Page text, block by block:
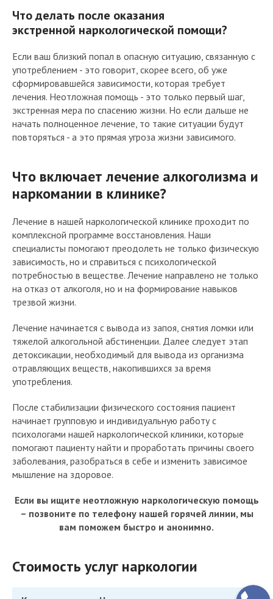
Что делать после оказания
экстренной наркологической помощи?
Если ваш близкий попал в опасную ситуацию, связанную с
употреблением - это говорит, скорее всего, об уже
сформировавшейся зависимости, которая требует
лечения. Неотложная помощь - это только первый шаг,
экстренная мера по спасению жизни. Но если дальше не
начать полноценное лечение, то такие ситуации будут
повторяться - а это прямая угроза жизни зависимого.
Что включает лечение алкоголизма и
наркомании в клинике?
Лечение в нашей наркологической клинике проходит по
комплексной программе восстановления. Наши
специалисты помогают преодолеть не только физическую
зависимость, но и справиться с психологической
потребностью в веществе. Лечение направлено не только
на отказ от алкоголя, но и на формирование навыков
трезвой жизни.
Лечение начинается с вывода из запоя, снятия ломки или
тяжелой алкогольной абстиненции. Далее следует этап
детоксикации, необходимый для вывода из организма
отравляющих веществ, накопившихся за время
употребления.
После стабилизации физического состояния пациент
начинает групповую и индивидуальную работу с
психологами нашей наркологической клиники, которые
помогают пациенту найти и проработать причины своего
заболевания, разобраться в себе и изменить зависимое
мышление на здоровое.
Если вы ищите неотложную наркологическую помощь
– позвоните по телефону нашей горячей линии, мы
вам поможем быстро и анонимно.
Стоимость услуг наркологии